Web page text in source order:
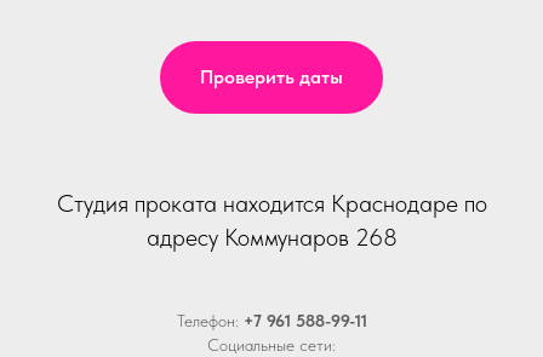
Проверить даты
Студия проката находится Краснодаре по
адресу Коммунаров 268
Телефон: +7 961 588-99-11
Социальные сети: